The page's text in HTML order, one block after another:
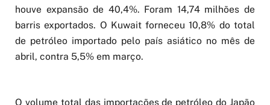
houve expansão de 40,4%. Foram 14,74 milhões de
barris exportados. O Kuwait forneceu 10,8% do total
de petróleo importado pelo país asiático no mês de
abril, contra 5,5% em março.
O volume total das importações de petróleo do Japão